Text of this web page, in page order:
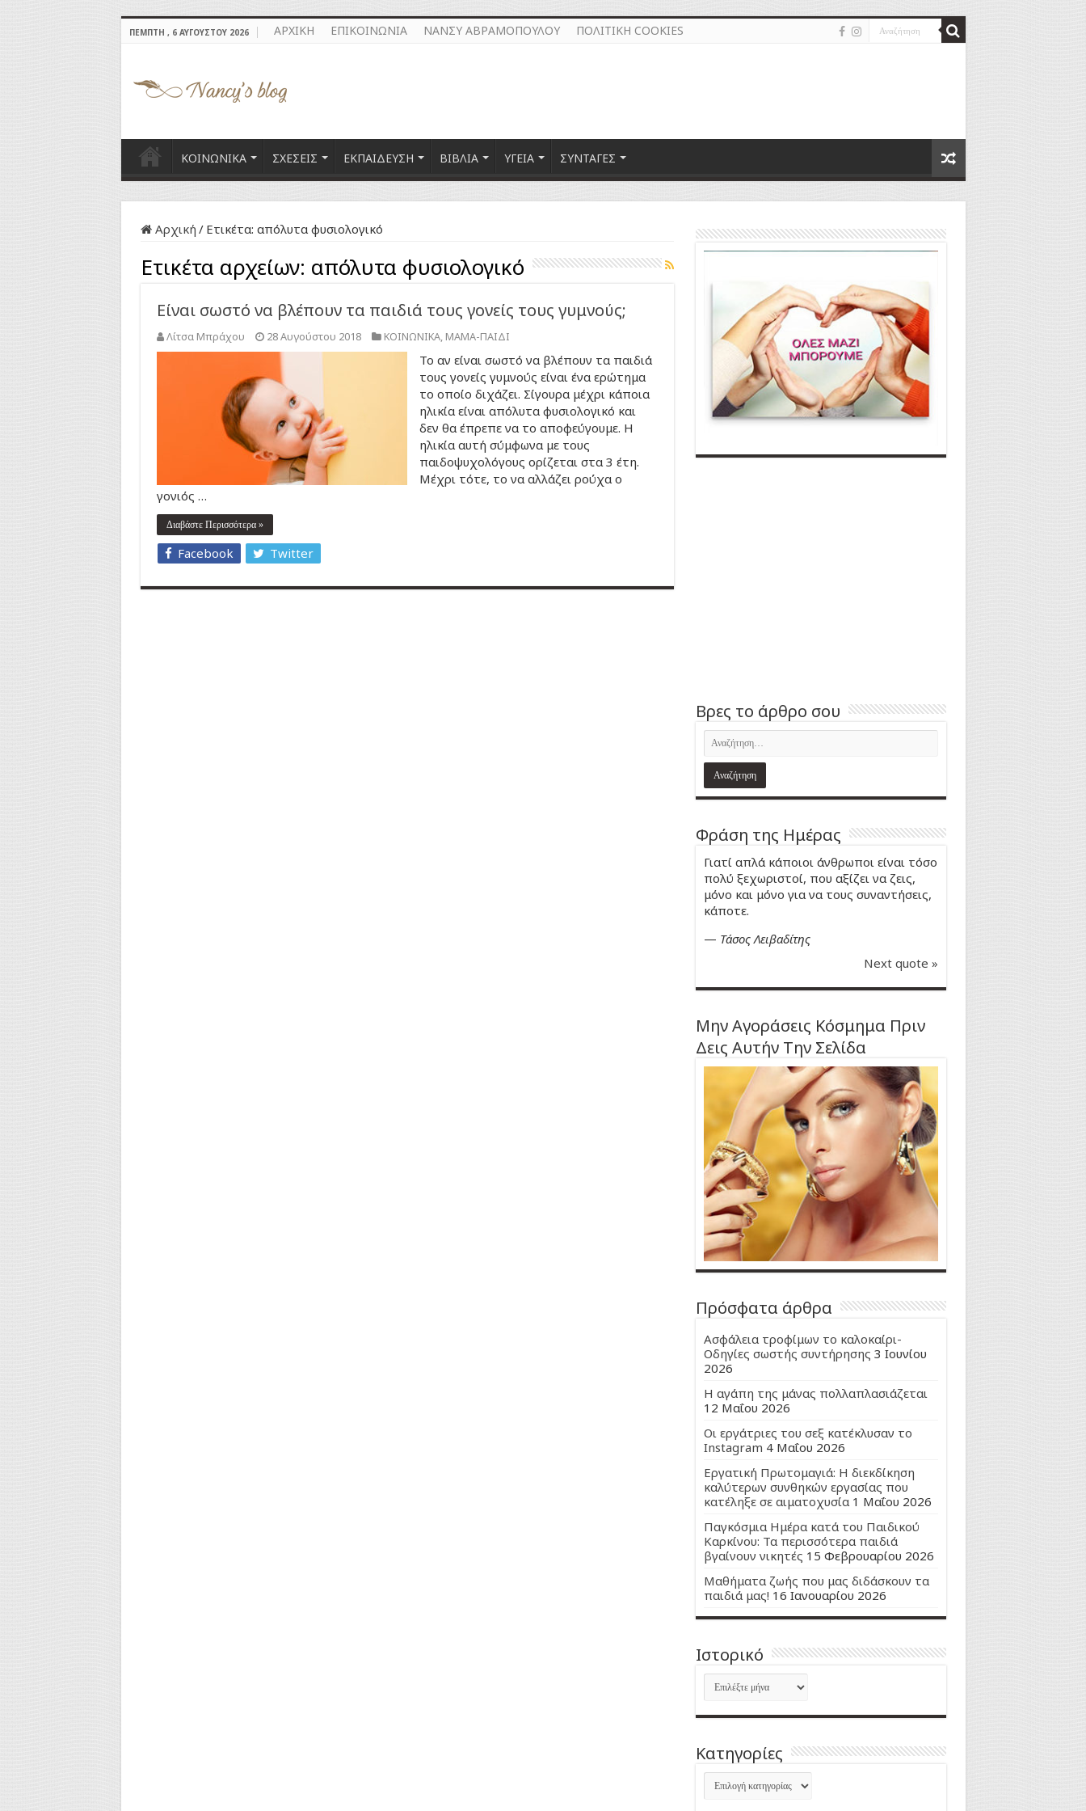
ΠΈΜΠΤΗ , 6 ΑΥΓΟΎΣΤΟΥ 2026 ΑΡΧΙΚΗ ΕΠΙΚΟΙΝΩΝΙΑ ΝΑΝΣΥ ΑΒΡΑΜΟΠΟΥΛΟΥ ΠΟΛΙΤΙΚΗ COOKIES
ΚΟΙΝΩΝΙΚΑ ΣΧΕΣΕΙΣ ΕΚΠΑΙΔΕΥΣΗ ΒΙΒΛΙΑ ΥΓΕΙΑ ΣΥΝΤΑΓΕΣ
Αρχική / Ετικέτα: απόλυτα φυσιολογικό
Ετικέτα αρχείων: απόλυτα φυσιολογικό
Είναι σωστό να βλέπουν τα παιδιά τους γονείς τους γυμνούς;
Λίτσα Μπράχου 28 Αυγούστου 2018 ΚΟΙΝΩΝΙΚΑ, ΜΑΜΑ-ΠΑΙΔΙ
Το αν είναι σωστό να βλέπουν τα παιδιά
τους γονείς γυμνούς είναι ένα ερώτημα
το οποίο διχάζει. Σίγουρα μέχρι κάποια
ηλικία είναι απόλυτα φυσιολογικό και
δεν θα έπρεπε να το αποφεύγουμε. Η
ηλικία αυτή σύμφωνα με τους
παιδοψυχολόγους ορίζεται στα 3 έτη.
Μέχρι τότε, το να αλλάζει ρούχα ο
γονιός …
Διαβάστε Περισσότερα »
Facebook Twitter
Βρες το άρθρο σου
Φράση της Ημέρας
Γιατί απλά κάποιοι άνθρωποι είναι τόσο
πολύ ξεχωριστοί, που αξίζει να ζεις,
μόνο και μόνο για να τους συναντήσεις,
κάποτε.
— Τάσος Λειβαδίτης
Next quote »
Μην Αγοράσεις Κόσμημα Πριν
Δεις Αυτήν Την Σελίδα
Πρόσφατα άρθρα
Ασφάλεια τροφίμων το καλοκαίρι-
Οδηγίες σωστής συντήρησης 3 Ιουνίου
2026
Η αγάπη της μάνας πολλαπλασιάζεται
12 Μαΐου 2026
Οι εργάτριες του σεξ κατέκλυσαν το
Instagram 4 Μαΐου 2026
Εργατική Πρωτομαγιά: Η διεκδίκηση
καλύτερων συνθηκών εργασίας που
κατέληξε σε αιματοχυσία 1 Μαΐου 2026
Παγκόσμια Ημέρα κατά του Παιδικού
Καρκίνου: Τα περισσότερα παιδιά
βγαίνουν νικητές 15 Φεβρουαρίου 2026
Μαθήματα ζωής που μας διδάσκουν τα
παιδιά μας! 16 Ιανουαρίου 2026
Ιστορικό
Ιστορικό
Kατηγορίες
Kατηγορίες